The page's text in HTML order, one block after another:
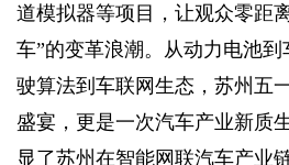
道模拟器等项目，让观众零距
车”的变革浪潮。从动力电池
驶算法到车联网生态，苏州五
盛宴，更是一次汽车产业新质
显了苏州在智能网联汽车产业